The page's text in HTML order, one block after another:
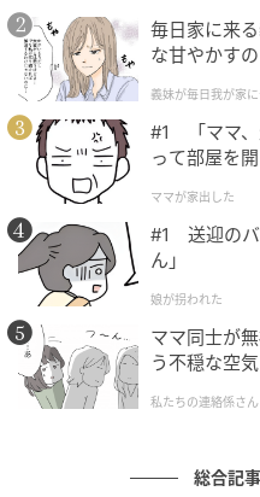
ウーマンエキサイト
毎日家に来
な甘やかす
が】
義妹が毎日我が家
#1 「ママ、
って部屋を
ママが家出した
#1 送迎のバ
ん」
娘が拐われた
ママ同士が
う不穏な空
私たちの連絡係さん
総合記